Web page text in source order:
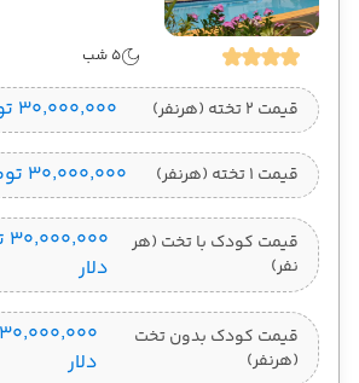
5 شب
قیمت 2 تخته (هرنفر) ۳۰٬۰۰۰٬۰۰۰ تومان + ۷۹۸ دلار
قیمت 1 تخته (هرنفر) ۳۰٬۰۰۰٬۰۰۰ تومان + ۱٬۱۲۵ دلار
قیمت کودک با تخت (هر
نفر)
دلار
قیمت کودک بدون تخت
(هرنفر)
دلار